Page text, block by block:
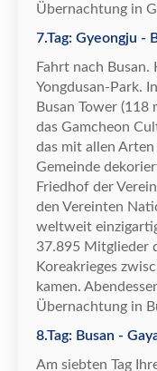
Übernachtung in
7.Tag: Gyeongju -
Fahrt nach Busan.
Yongdusan-Park.
Busan Tower (118
das Gamcheon
das mit allen
Gemeinde
Friedhof der
den Vereinten
weltweit
37.895 Mitglieder
Koreakrieges
kamen.
Übernachtung in
8.Tag: Busan -
Am siebten Tag